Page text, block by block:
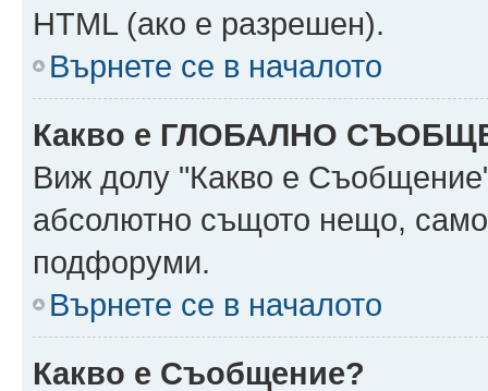
HTML (ако е разрешен).
Върнете се в началото
Какво е ГЛОБАЛНО
Виж долу "Какво е
абсолютно същото нещо,
подфоруми.
Върнете се в началото
Какво е Съобщение?